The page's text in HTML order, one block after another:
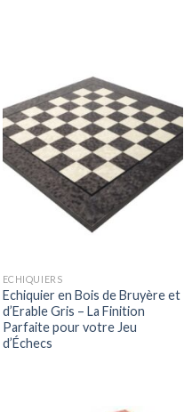
ECHIQUIERS
Echiquier en Bois de Bruyère et
d’Erable Gris – La Finition
Parfaite pour votre Jeu
d’Échecs